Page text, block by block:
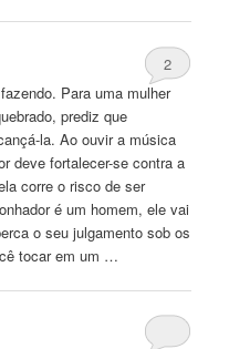
2
Para uma mulher
, prediz que
la. Ao ouvir a música
deve fortalecer-se contra a
corre o risco de ser
é um homem, ele vai
o seu julgamento sob os
tocar em um …